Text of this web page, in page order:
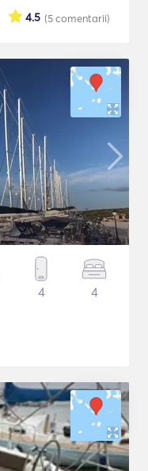
(5comentarii)
4.5
4 4